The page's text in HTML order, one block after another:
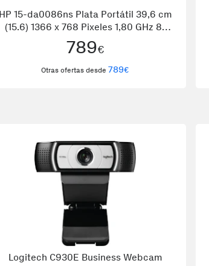
HP 15-da0086ns Plata Portátil 39,6 cm
(15.6) 1366 x 768 Pixeles 1,80 GHz 8ª
generación de procesadores Intel®
Core™ i7 i7-8550U
789€
Otras ofertas desde 789€
Logitech C930E Business Webcam